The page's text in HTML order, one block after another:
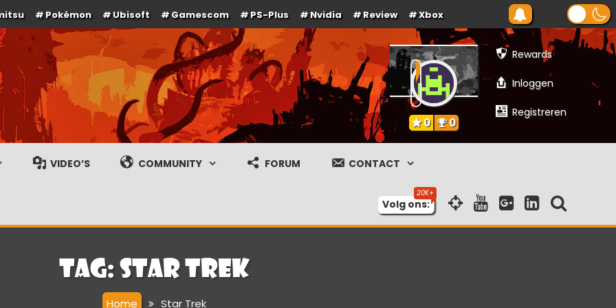
Pokémon Ubisoft Gamescom PS-Plus Nvidia Review Xbox
gameplay streams
Rewards
Inloggen
Registreren
0 0
VIDEO’S COMMUNITY FORUM CONTACT
Volg ons:
Tag: Star Trek
Home Star Trek